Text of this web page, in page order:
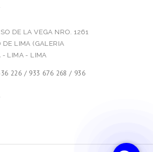
DE LA VEGA NRO. 1261
DE LIMA (GALERIA
- LIMA - LIMA
226 / 933 676 268 / 936